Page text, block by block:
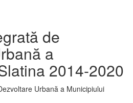
de
a
2014-2020